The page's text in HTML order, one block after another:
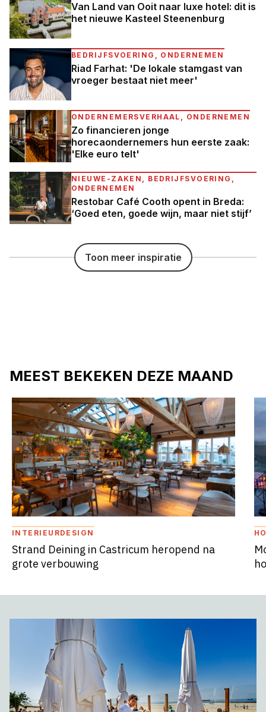
Van Land van Ooit naar luxe hotel: dit is
het nieuwe Kasteel Steenenburg
BEDRIJFSVOERING, ONDERNEMEN
Riad Farhat: 'De lokale stamgast van
vroeger bestaat niet meer'
ONDERNEMERSVERHAAL, ONDERNEMEN
Zo financieren jonge
horecaondernemers hun eerste zaak:
'Elke euro telt'
NIEUWE-ZAKEN, BEDRIJFSVOERING,
ONDERNEMEN
Restobar Café Cooth opent in Breda:
‘Goed eten, goede wijn, maar niet stijf’
Toon meer inspiratie
MEEST BEKEKEN DEZE MAAND
INTERIEURDESIGN
Strand Deining in Castricum heropend na
grote verbouwing